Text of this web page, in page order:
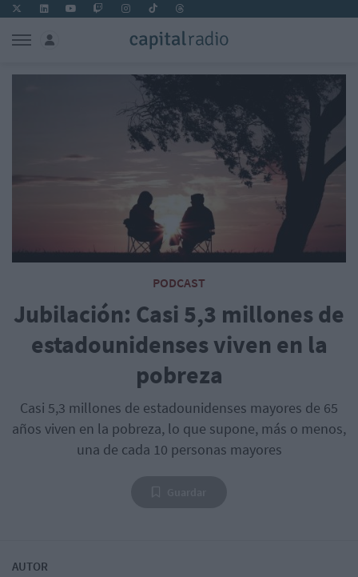
PODCAST
Jubilación: Casi 5,3 millones de
estadounidenses viven en la
pobreza
Casi 5,3 millones de estadounidenses mayores de 65
años viven en la pobreza, lo que supone, más o menos,
una de cada 10 personas mayores
AUTOR